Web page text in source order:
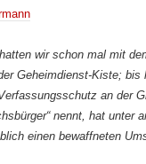
wir schon mal mit
Geheimdienst-Kiste; bis
an der
nennt, hat unter
einen bewaffneten